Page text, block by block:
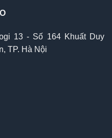
13 - Số 164 Khuất Duy
TP. Hà Nội